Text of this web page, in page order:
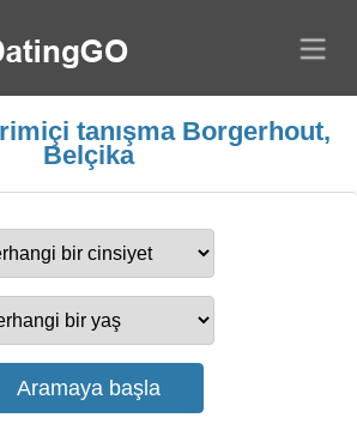
tanışma Borgerhout,
Belçika